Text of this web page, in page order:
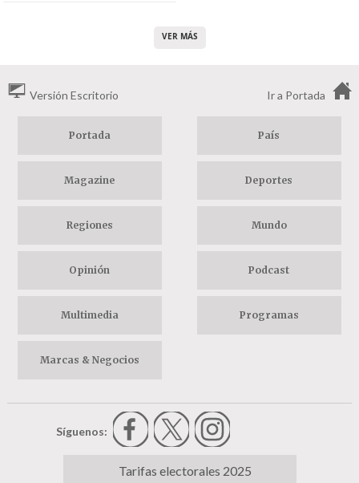
VER MÁS
Versión Escritorio Ir a Portada
Portada País
Magazine Deportes
Regiones Mundo
Opinión Podcast
Multimedia Programas
Marcas & Negocios
Síguenos:
Tarifas electorales 2025